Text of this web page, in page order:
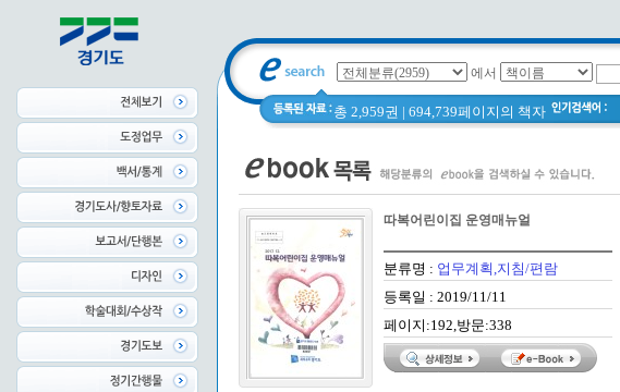
에서
총 2,959권 | 694,739페이지의 책자
따복어린이집 운영매뉴얼
분류명 : 업무계획,지침/편람
등록일 : 2019/11/11
페이지:192,방문:338